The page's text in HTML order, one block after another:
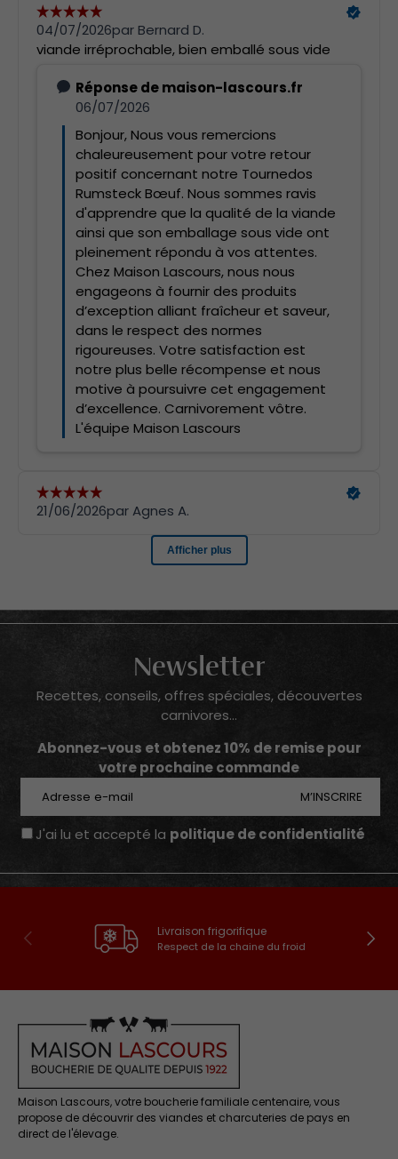
Newsletter
Recettes, conseils, offres spéciales, découvertes
carnivores...
Abonnez-vous et obtenez 10% de remise pour
votre prochaine commande
M’INSCRIRE
J'ai lu et accepté la politique de confidentialité
Précédent Livraison frigorifique
Respect de la chaine du froid
Maison Lascours, votre boucherie familiale centenaire, vous
propose de découvrir des viandes et charcuteries de pays en
direct de l'élevage.